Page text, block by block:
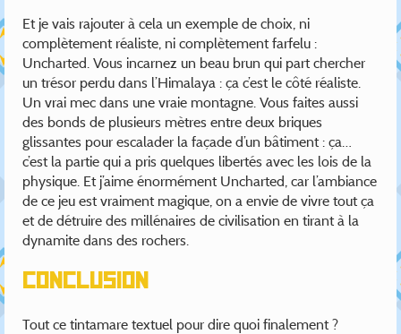
Et je vais rajouter à cela un exemple de choix, ni
complètement réaliste, ni complètement farfelu :
Uncharted. Vous incarnez un beau brun qui part chercher
un trésor perdu dans l’Himalaya : ça c’est le côté réaliste.
Un vrai mec dans une vraie montagne. Vous faites aussi
des bonds de plusieurs mètres entre deux briques
glissantes pour escalader la façade d’un bâtiment : ça…
c’est la partie qui a pris quelques libertés avec les lois de la
physique. Et j’aime énormément Uncharted, car l’ambiance
de ce jeu est vraiment magique, on a envie de vivre tout ça
et de détruire des millénaires de civilisation en tirant à la
dynamite dans des rochers.
Conclusion
Tout ce tintamare textuel pour dire quoi finalement ?